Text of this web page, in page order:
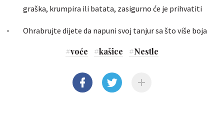
graška, krumpira ili batata, zasigurno će je prihvatiti
Ohrabrujte dijete da napuni svoj tanjur sa što više boja
#voće #kašice #Nestle